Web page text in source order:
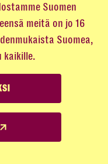
Suomen
meitä on jo 16
Suomea,
kaikille.